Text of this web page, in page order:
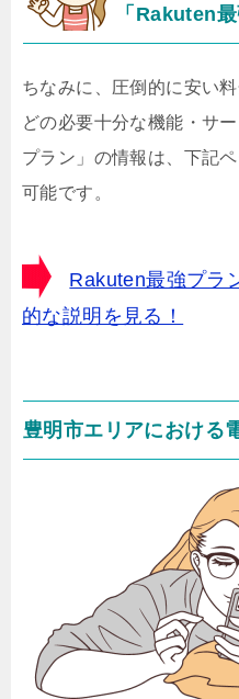
「Rakuten
ちなみに、圧倒的に安い
どの必要十分な機能・サ
プラン」の情報は、下記
可能です。
Rakuten最強プラ
的な説明を見る！
豊明市エリアにおける